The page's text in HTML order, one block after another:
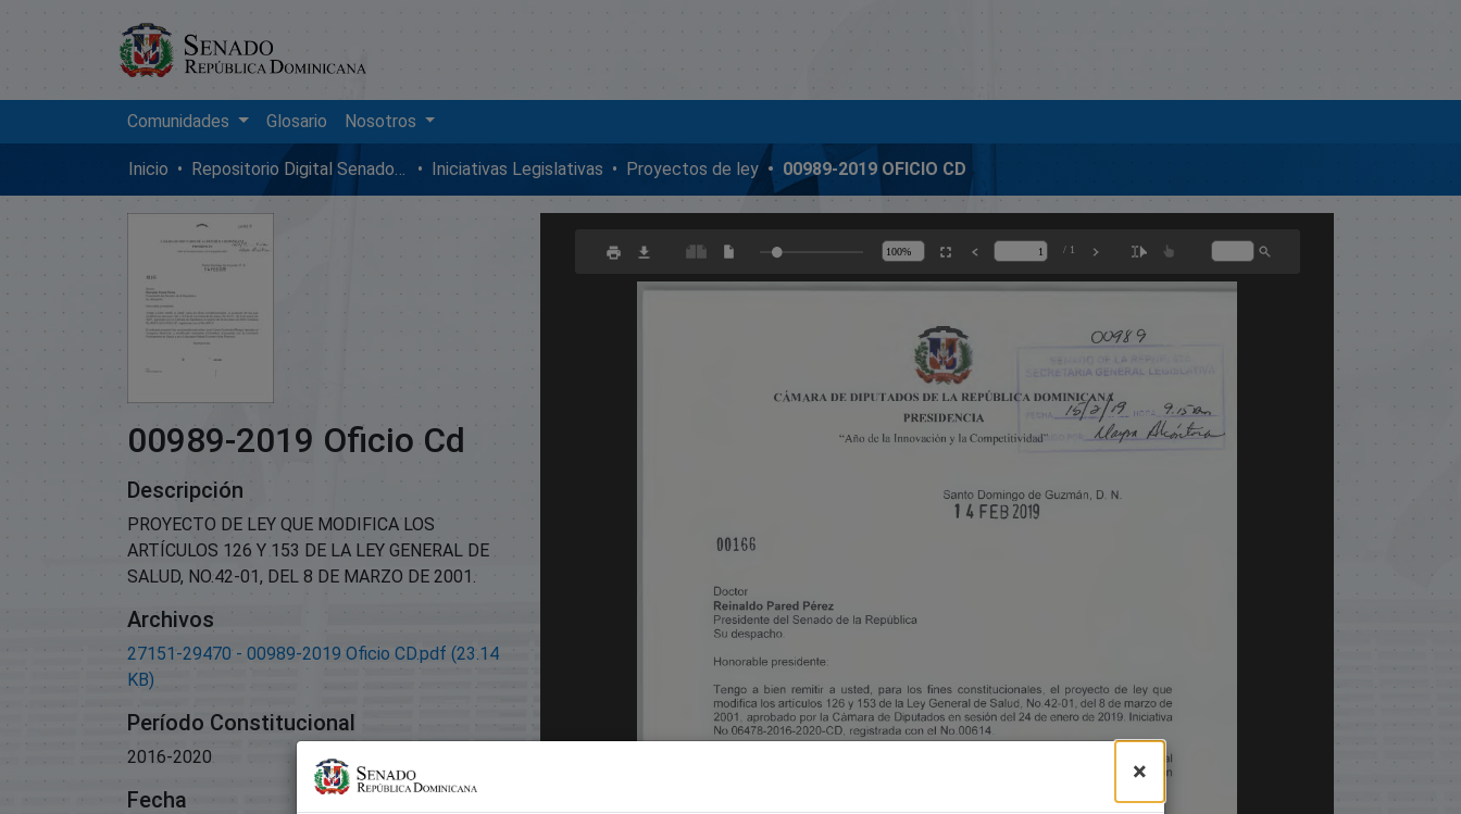
Comunidades Glosario Nosotros
Inicio Repositorio Digital SenadoRD Iniciativas Legislativas Proyectos de ley 00989-2019 OFICIO CD
00989-2019 Oficio Cd
Descripción
PROYECTO DE LEY QUE MODIFICA LOS
ARTÍCULOS 126 Y 153 DE LA LEY GENERAL DE
SALUD, NO.42-01, DEL 8 DE MARZO DE 2001.
Archivos
27151-29470 - 00989-2019 Oficio CD.pdf (23.14
KB)
Período Constitucional
2016-2020
Fecha
×